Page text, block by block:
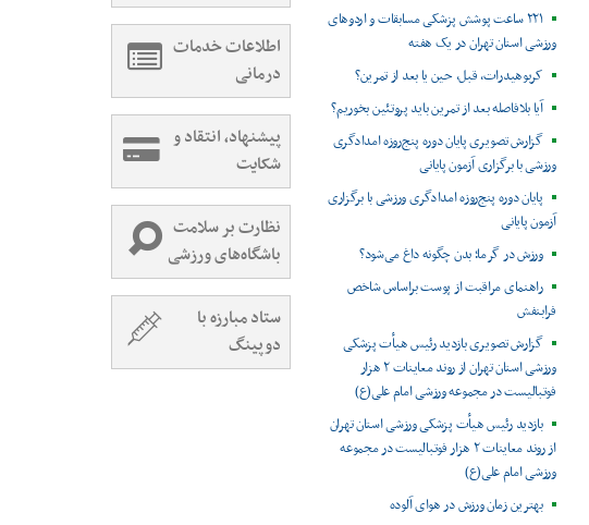
۲۲۱ ساعت پوشش پزشکی مسابقات و اردوهای
ورزشی استان تهران در یک هفته
کربوهیدرات، قبل، حین یا بعد از تمرین؟
آیا بلافاصله بعد از تمرین باید پروتئین بخوریم؟
گزارش تصویری پایان دوره پنج‌روزه امدادگری
ورزشی با برگزاری آزمون پایانی
پایان دوره پنج‌روزه امدادگری ورزشی با برگزاری
آزمون پایانی
ورزش در گرما؛ بدن چگونه داغ می‌شود؟
راهنمای مراقبت از پوست براساس شاخص
فرابنفش
گزارش تصویری بازدید رئیس هیأت پزشکی
ورزشی استان تهران از روند معاینات ۲ هزار
فوتبالیست در مجموعه ورزشی امام علی(ع)
بازدید رئیس هیأت پزشکی ورزشی استان تهران
از روند معاینات ۲ هزار فوتبالیست در مجموعه
ورزشی امام علی(ع)
بهترین زمان ورزش در هوای آلوده
اطلاعات خدمات
درمانی
پیشنهاد، انتقاد و
شکایت
نظارت بر سلامت
باشگاه‌های ورزشی
ستاد مبارزه با
دوپینگ